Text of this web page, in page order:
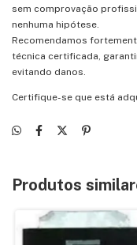
sem comprovação
nenhuma hipótese.
Recomendamos
técnica certificada,
evitando danos.
Certifique-se que está
Produtos